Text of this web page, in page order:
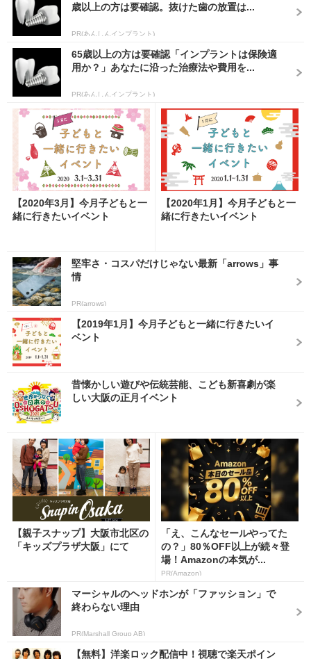
歳以上の方は要確認。抜けた歯の放置は...
PR(あんしんインプラント)
65歳以上の方は要確認「インプラントは保険適
用か？」あなたに沿った治療法や費用を...
PR(あんしんインプラント)
【2020年3月】今月子どもと一
緒に行きたいイベント
【2020年1月】今月子どもと一
緒に行きたいイベント
堅牢さ・コスパだけじゃない最新「arrows」事
情
PR(arrows)
【2019年1月】今月子どもと一緒に行きたいイ
ベント
昔懐かしい遊びや伝統芸能、こども新喜劇が楽
しい大阪の正月イベント
【親子スナップ】大阪市北区の
「キッズプラザ大阪」にて
「え、こんなセールやってた
の？」80％OFF以上が続々登
場！Amazonの本気が...
PR(Amazon)
マーシャルのヘッドホンが「ファッション」で
終わらない理由
PR(Marshall Group AB)
【無料】洋楽ロック配信中！視聴で楽天ポイン